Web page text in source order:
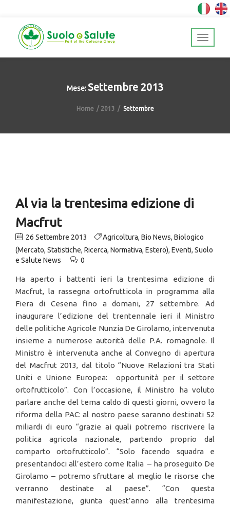
Mese:Settembre 2013
Home 2013 Settembre
Al via la trentesima edizione di
Macfrut
26 Settembre 2013 Agricoltura, Bio News, Biologico
(Mercato, Statistiche, Ricerca, Normativa, Estero), Eventi, Suolo
e Salute News
0
Ha aperto i battenti ieri la trentesima edizione di
Macfrut, la rassegna ortofrutticola in programma alla
Fiera di Cesena fino a domani, 27 settembre. Ad
inaugurare l’edizione del trentennale ieri il Ministro
delle politiche Agricole Nunzia De Girolamo, intervenuta
insieme a numerose autorità delle P.A. romagnole. Il
Ministro è intervenuta anche al Convegno di apertura
del Macfrut 2013, dal titolo “Nuove Relazioni tra Stati
Uniti e Unione Europea: opportunità per il settore
ortofrutticolo”. Con l’occasione, il Ministro ha voluto
parlare anche del tema caldo di questi giorni, ovvero la
riforma della PAC: al nostro paese saranno destinati 52
miliardi di euro “grazie ai quali potremo riscrivere la
politica agricola nazionale, partendo proprio dal
comparto ortofrutticolo”. “Solo facendo squadra e
presentandoci all’estero come Italia – ha proseguito De
Girolamo – potremo sfruttare al meglio le risorse che
verranno destinate al paese”. “Con questa
manifestazione, giunta quest’anno alla trentesima